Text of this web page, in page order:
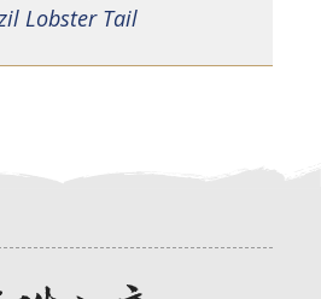
Lobster Tail